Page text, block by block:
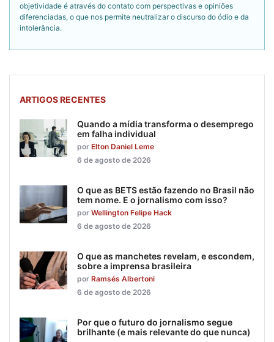
objetividade é através do contato com perspectivas e opiniões
diferenciadas, o que nos permite neutralizar o discurso do ódio e da
intolerância.
ARTIGOS RECENTES
Quando a mídia transforma o desemprego
em falha individual
por Elton Daniel Leme
6 de agosto de 2026
O que as BETS estão fazendo no Brasil não
tem nome. E o jornalismo com isso?
por Wellington Felipe Hack
6 de agosto de 2026
O que as manchetes revelam, e escondem,
sobre a imprensa brasileira
por Ramsés Albertoni
6 de agosto de 2026
Por que o futuro do jornalismo segue
brilhante (e mais relevante do que nunca)